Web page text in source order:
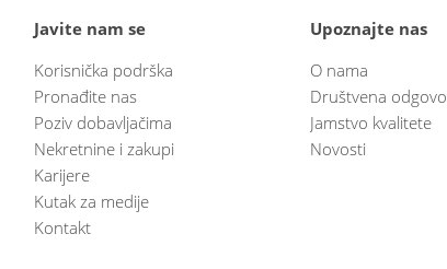
Javite nam se
Korisnička podrška
Pronađite nas
Poziv dobavljačima
Nekretnine i zakupi
Karijere
Kutak za medije
Kontakt
Upoznajte nas
O nama
Društvena
Jamstvo kvalitete
Novosti